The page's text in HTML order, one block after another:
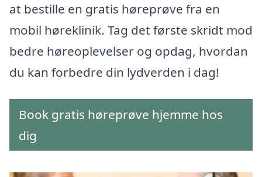
at bestille en gratis høreprøve fra en
mobil høreklinik. Tag det første skridt mod
bedre høreoplevelser og opdag, hvordan
du kan forbedre din lydverden i dag!
Book gratis høreprøve hjemme hos
dig